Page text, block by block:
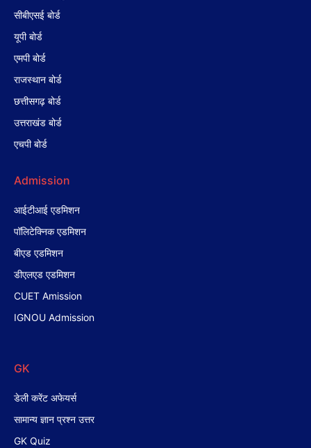
सीबीएसई बोर्ड
यूपी बोर्ड
एमपी बोर्ड
राजस्थान बोर्ड
छत्तीसगढ़ बोर्ड
उत्तराखंड बोर्ड
एचपी बोर्ड
Admission
आईटीआई एडमिशन
पॉलिटेक्निक एडमिशन
बीएड एडमिशन
डीएलएड एडमिशन
CUET Amission
IGNOU Admission
GK
डेली करेंट अफेयर्स
सामान्य ज्ञान प्रश्न उत्तर
GK Quiz